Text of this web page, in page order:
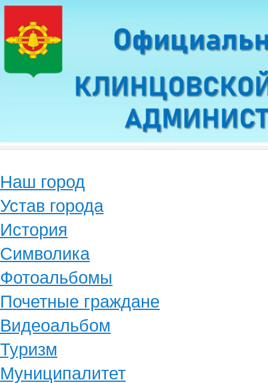
Наш город
Устав города
История
Символика
Фотоальбомы
Почетные граждане
Видеоальбом
Туризм
Муниципалитет